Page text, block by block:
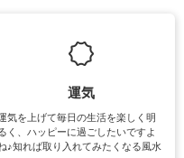
運気
気を上げて毎日の生活を楽しく明
く、ハッピーに過ごしたいですよ
♪知れば取り入れてみたくなる風水